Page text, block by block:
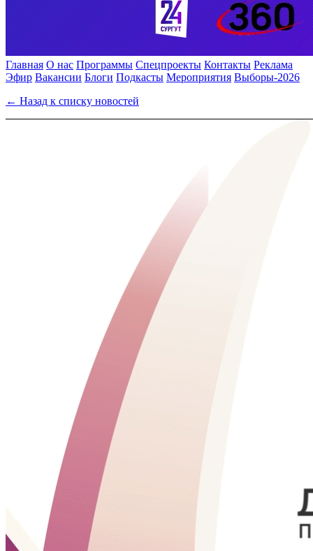
Главная О нас Программы Спецпроекты Контакты Реклама
Эфир Вакансии Блоги Подкасты Мероприятия Выборы-2026
← Назад к списку новостей